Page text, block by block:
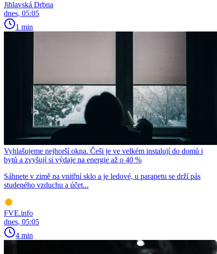
Jihlavská Drbna
dnes, 05:05
1 min
Vyhlašujeme nejhorší okna. Češi je ve velkém instalují do domů i
bytů a zvyšují si výdaje na energie až o 40 %
Sáhnete v zimě na vnitřní sklo a je ledové, u parapetu se drží pás
studeného vzduchu a účet...
FVE.info
dnes, 05:05
4 min